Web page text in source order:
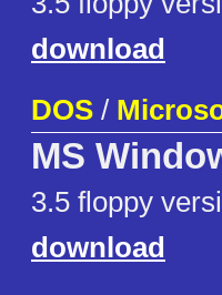
download
DOS /
MS
3.5 floppy
download